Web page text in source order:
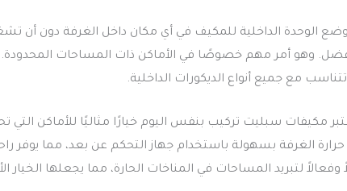
الوحدة الداخلية للمكيف في أي مكان داخل الغرفة دون أن
وهو أمر مهم خصوصًا في الأماكن ذات المساحات المحدودة.
مع جميع أنواع الديكورات الداخلية.
مكيفات سبليت تركيب بنفس اليوم خيارًا مثاليًا للأماكن التي
الغرفة بسهولة باستخدام جهاز التحكم عن بعد، مما يوفر
لتبريد المساحات في المناخات الحارة، مما يجعلها الخيار